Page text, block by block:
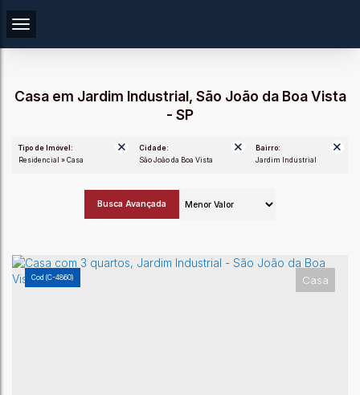
Casa em Jardim Industrial, São João da Boa Vista
- SP
Tipo de Imóvel:
Residencial » Casa
Cidade:
São João da Boa Vista
Bairro:
Jardim Industrial
Busca Avançada
(C-4860) Casa